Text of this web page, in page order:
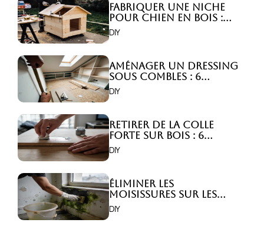
Fabriquer une niche
pour chien en bois :
Comment faire ?
DIY
Aménager un dressing
sous combles : 6
astuces indispensables
!
DIY
Retirer de la colle
forte sur bois : 6
astuces efficaces !
DIY
Éliminer les
moisissures sur les
murs : 5 solutions
efficaces ?
DIY